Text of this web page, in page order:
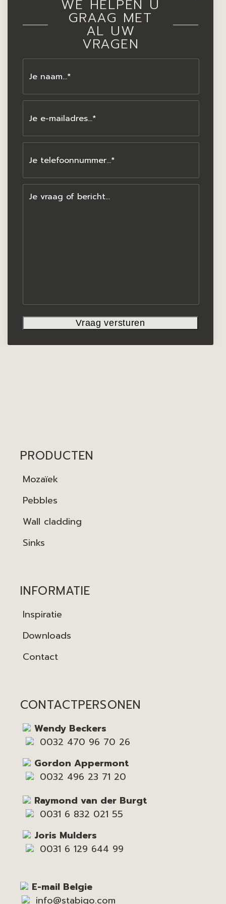
WE HELPEN U
GRAAG MET
AL UW
VRAGEN
PRODUCTEN
Mozaïek
Pebbles
Wall cladding
Sinks
INFORMATIE
Inspiratie
Downloads
Contact
CONTACTPERSONEN
Wendy Beckers
0032 470 96 70 26
Gordon Appermont
0032 496 23 71 20
Raymond van der Burgt
0031 6 832 021 55
Joris Mulders
0031 6 129 644 99
E-mail Belgie
info@stabigo.com